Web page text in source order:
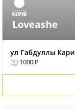
Loveashe
ул Габдуллы
1000 ₽